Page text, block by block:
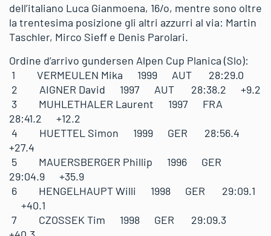
dell’italiano Luca Gianmoena, 16/o, mentre sono oltre
la trentesima posizione gli altri azzurri al via: Martin
Taschler, Mirco Sieff e Denis Parolari.
Ordine d’arrivo gundersen Alpen Cup Planica (Slo):
1 VERMEULEN Mika 1999 AUT 28:29.0
2 AIGNER David 1997 AUT 28:38.2 +9.2
3 MUHLETHALER Laurent 1997 FRA
28:41.2 +12.2
4 HUETTEL Simon 1999 GER 28:56.4
+27.4
5 MAUERSBERGER Phillip 1996 GER
29:04.9 +35.9
6 HENGELHAUPT Willi 1998 GER 29:09.1
+40.1
7 CZOSSEK Tim 1998 GER 29:09.3